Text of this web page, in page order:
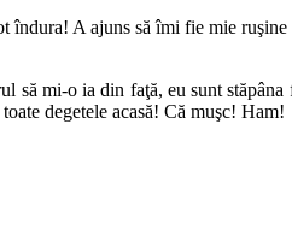
îndura! A ajuns să îmi fie mie
să mi-o ia din faţă, eu sunt
degetele acasă! Că muşc! Ham!